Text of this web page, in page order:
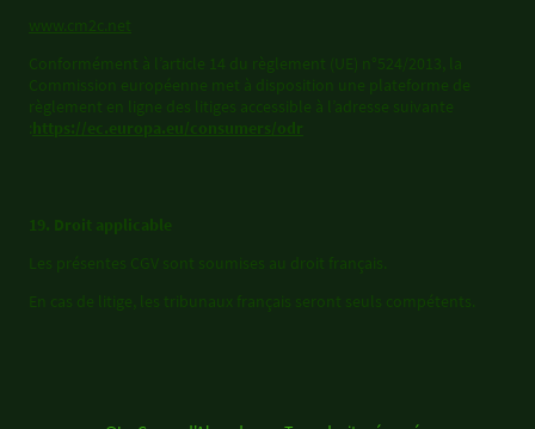
www.cm2c.net
Conformément à l’article 14 du règlement (UE) n°524/2013, la
Commission européenne met à disposition une plateforme de
règlement en ligne des litiges accessible à l’adresse suivante
https://ec.europa.eu/consumers/odr
19. Droit applicable
Les présentes CGV sont soumises au droit français.
En cas de litige, les tribunaux français seront seuls compétents.